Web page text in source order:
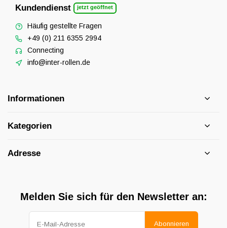
Kundendienst jetzt geöffnet
Häufig gestellte Fragen
+49 (0) 211 6355 2994
Connecting
info@inter-rollen.de
Informationen
Kategorien
Adresse
Melden Sie sich für den Newsletter an:
Abonnieren